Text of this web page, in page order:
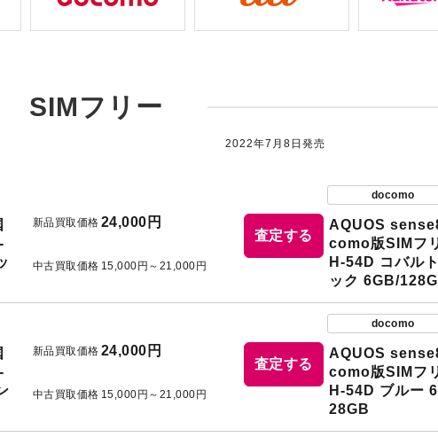
SIMフリー
2022年7月8日発売
新品買取価格 24,000円
中古買取価格 15,000円～21,000円
査定する
新品買取価格 24,000円
中古買取価格 15,000円～21,000円
査定する
docomo
AQUOS
como版SIMフ
H-54D コバル
ック 6GB/
docomo
AQUOS
como版SIMフ
H-54D ブルー
28GB